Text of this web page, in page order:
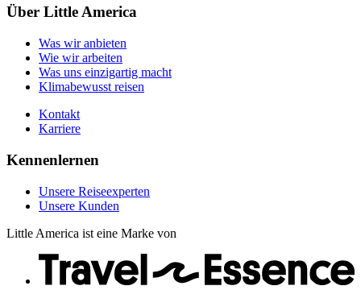
Kontakt
Karriere
Unsere Reiseexperten
Über Little America
Was wir anbieten
Wie wir arbeiten
Was uns einzigartig macht
Klimabewusst reisen
Kontakt
Karriere
Kennenlernen
Unsere Reiseexperten
Unsere Kunden
Little America ist eine Marke von